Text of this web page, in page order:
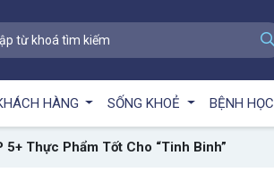
HÀNG SỐNG KHOẺ BỆNH HỌC
Thực Phẩm Tốt Cho “Tinh Binh”